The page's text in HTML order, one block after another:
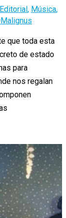
Editorial , Música,
que toda esta
de estado
para
nos regalan